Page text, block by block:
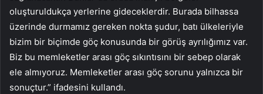
oluşturuldukça yerlerine gideceklerdir. Burada bilhassa
üzerinde durmamız gereken nokta şudur, batı ülkeleriyle
bizim bir biçimde göç konusunda bir görüş ayrılığımız var.
Biz bu memleketler arası göç sıkıntısını bir sebep olarak
ele almıyoruz. Memleketler arası göç sorunu yalnızca bir
sonuçtur.” ifadesini kullandı.